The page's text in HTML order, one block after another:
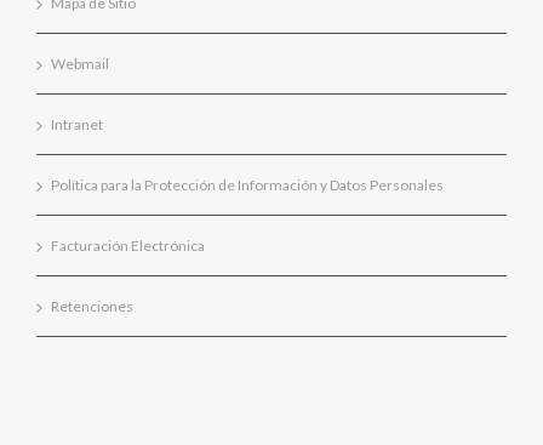
Webmail
Intranet
Política para la Protección de Información y Datos Personales
Facturación Electrónica
Retenciones